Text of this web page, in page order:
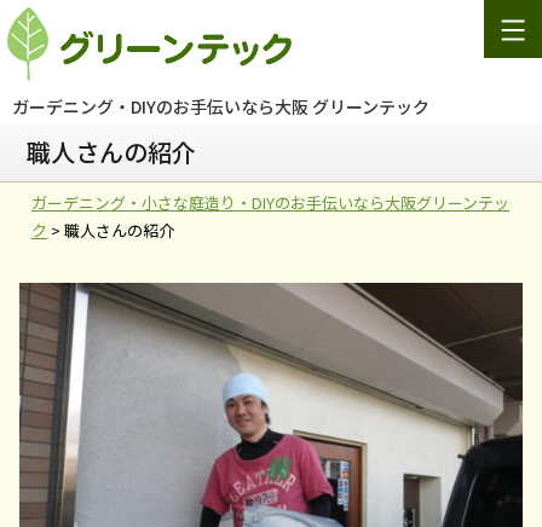
Skip
to
content
ガーデニング ・DIYのお手伝いなら大阪 グリーンテック
職人さんの紹介
ガーデニング・小さな庭造り・DIYのお手伝いなら大阪グリーンテッ
ク > 職人さんの紹介